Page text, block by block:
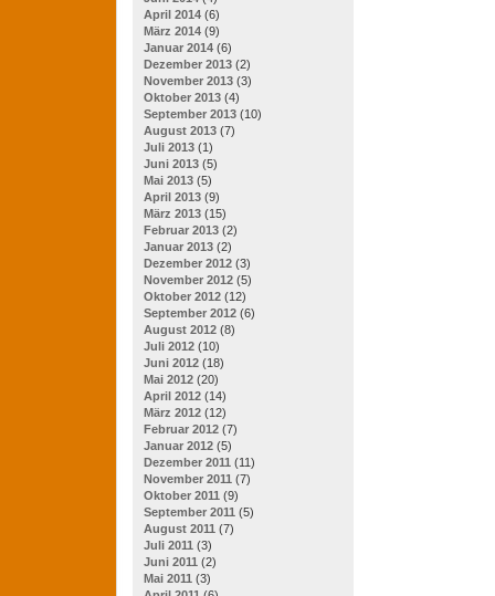
April 2014 (6)
März 2014 (9)
Januar 2014 (6)
Dezember 2013 (2)
November 2013 (3)
Oktober 2013 (4)
September 2013 (10)
August 2013 (7)
Juli 2013 (1)
Juni 2013 (5)
Mai 2013 (5)
April 2013 (9)
März 2013 (15)
Februar 2013 (2)
Januar 2013 (2)
Dezember 2012 (3)
November 2012 (5)
Oktober 2012 (12)
September 2012 (6)
August 2012 (8)
Juli 2012 (10)
Juni 2012 (18)
Mai 2012 (20)
April 2012 (14)
März 2012 (12)
Februar 2012 (7)
Januar 2012 (5)
Dezember 2011 (11)
November 2011 (7)
Oktober 2011 (9)
September 2011 (5)
August 2011 (7)
Juli 2011 (3)
Juni 2011 (2)
Mai 2011 (3)